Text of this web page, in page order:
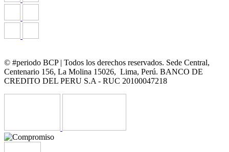
© #periodo BCP | Todos los derechos reservados. Sede Central,
Centenario 156, La Molina 15026, Lima, Perú. BANCO DE
CREDITO DEL PERU S.A - RUC 20100047218